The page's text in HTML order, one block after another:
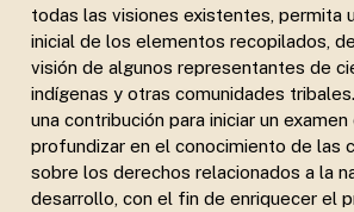
todas las visiones existentes, permita
inicial de los elementos recopilados,
visión de algunos representantes de
indígenas y otras comunidades
una contribución para iniciar un
profundizar en el conocimiento de las
sobre los derechos relacionados a la
desarrollo, con el fin de enriquecer el